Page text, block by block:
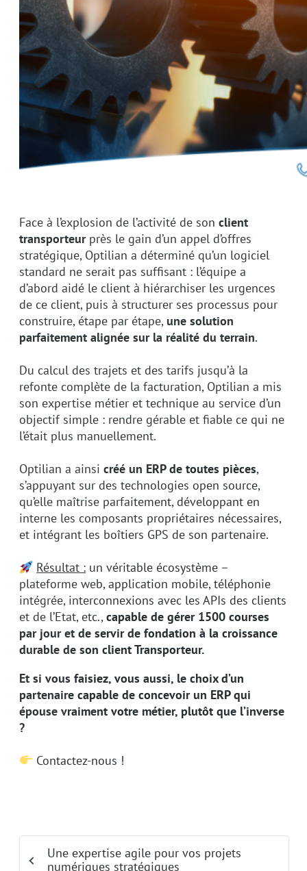
Face à l’explosion de l’activité de son client
transporteurprès le gain d’un appel d’offres
stratégique, Optilian a déterminé qu’un logiciel
standard ne serait pas suffisant : l’équipe a
d’abord aidé le client à hiérarchiser les urgences
de ce client, puis à structurer ses processus pour
construire, étape par étape, une solution
parfaitement alignée sur la réalité du terrain.
Du calcul des trajets et des tarifs jusqu’à la
refonte complète de la facturation, Optilian a mis
son expertise métier et technique au service d’un
objectif simple : rendre gérable et fiable ce qui ne
l’était plus manuellement.
Optilian a ainsi créé un ERP de toutes pièces,
s’appuyant sur des technologies open source,
qu’elle maîtrise parfaitement, développant en
interne les composants propriétaires nécessaires,
et intégrant les boîtiers GPS de son partenaire.
Résultat : un véritable écosystème –
plateforme web, application mobile, téléphonie
intégrée, interconnexions avec les APIs des clients
et de l’Etat, etc.,capable de gérer 1500 courses
par jour et de servir de fondation à la croissance
durable de son client Transporteur.
Et si vous faisiez, vous aussi, le choix d’un
partenaire capable de concevoir un ERP qui
épouse vraiment votre métier, plutôt que l’inverse
?
Contactez-nous !
Une expertise agile pour vos projets
numériques stratégiques